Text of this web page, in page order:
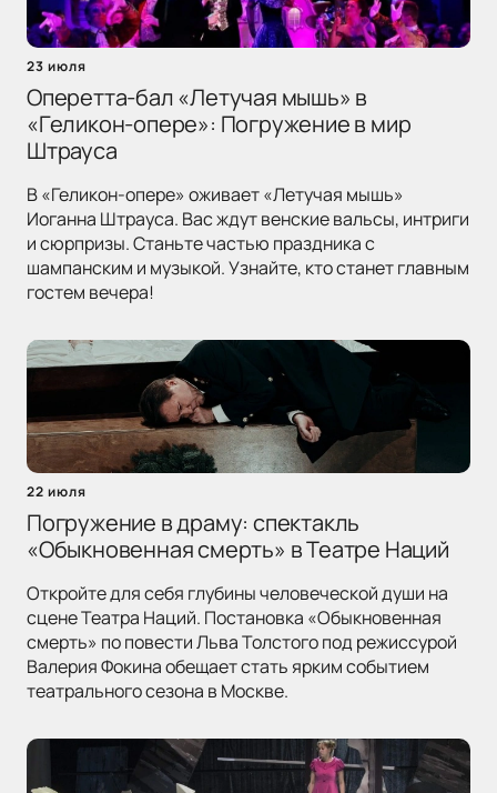
23 июля
Оперетта-бал «Летучая мышь» в
«Геликон-опере»: Погружение в мир
Штрауса
В «Геликон-опере» оживает «Летучая мышь»
Иоганна Штрауса. Вас ждут венские вальсы, интриги
и сюрпризы. Станьте частью праздника с
шампанским и музыкой. Узнайте, кто станет главным
гостем вечера!
22 июля
Погружение в драму: спектакль
«Обыкновенная смерть» в Театре Наций
Откройте для себя глубины человеческой души на
сцене Театра Наций. Постановка «Обыкновенная
смерть» по повести Льва Толстого под режиссурой
Валерия Фокина обещает стать ярким событием
театрального сезона в Москве.